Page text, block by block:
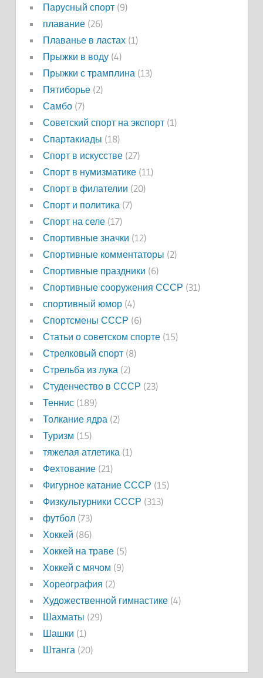
Парусный спорт(9)
плавание(26)
Плаванье в ластах(1)
Прыжки в воду(4)
Прыжки с трамплина (13)
Пятиборье(2)
Самбо(7)
Советский спорт на экспорт(1)
Спартакиады (18)
Спорт в искусстве(27)
Спорт в нумизматике(11)
Спорт в филателии (20)
Спорт и политика (7)
Спорт на селе(17)
Спортивные значки (12)
Спортивные комментаторы (2)
Спортивные праздники (6)
Спортивные сооружения СССР (31)
спортивный юмор(4)
Спортсмены СССР (6)
Статьи о советском спорте(15)
Стрелковый спорт(8)
Стрельба из лука (2)
Студенчество в СССР (23)
Теннис(189)
Толкание ядра (2)
Туризм (15)
тяжелая атлетика (1)
Фехтование(21)
Фигурное катание СССР (15)
Физкультурники СССР (313)
футбол(73)
Хоккей (86)
Хоккей на траве(5)
Хоккей с мячом (9)
Хореография (2)
Художественной гимнастике(4)
Шахматы (29)
Шашки (1)
Штанга (20)